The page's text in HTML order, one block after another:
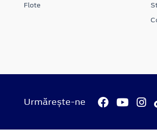
Flote
Urmărește-ne